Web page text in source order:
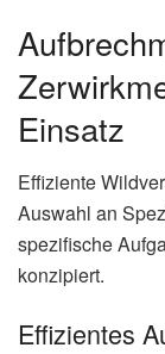
Einsatz
Effiziente
Auswahl an
spezifische
konzipiert.
Effizientes